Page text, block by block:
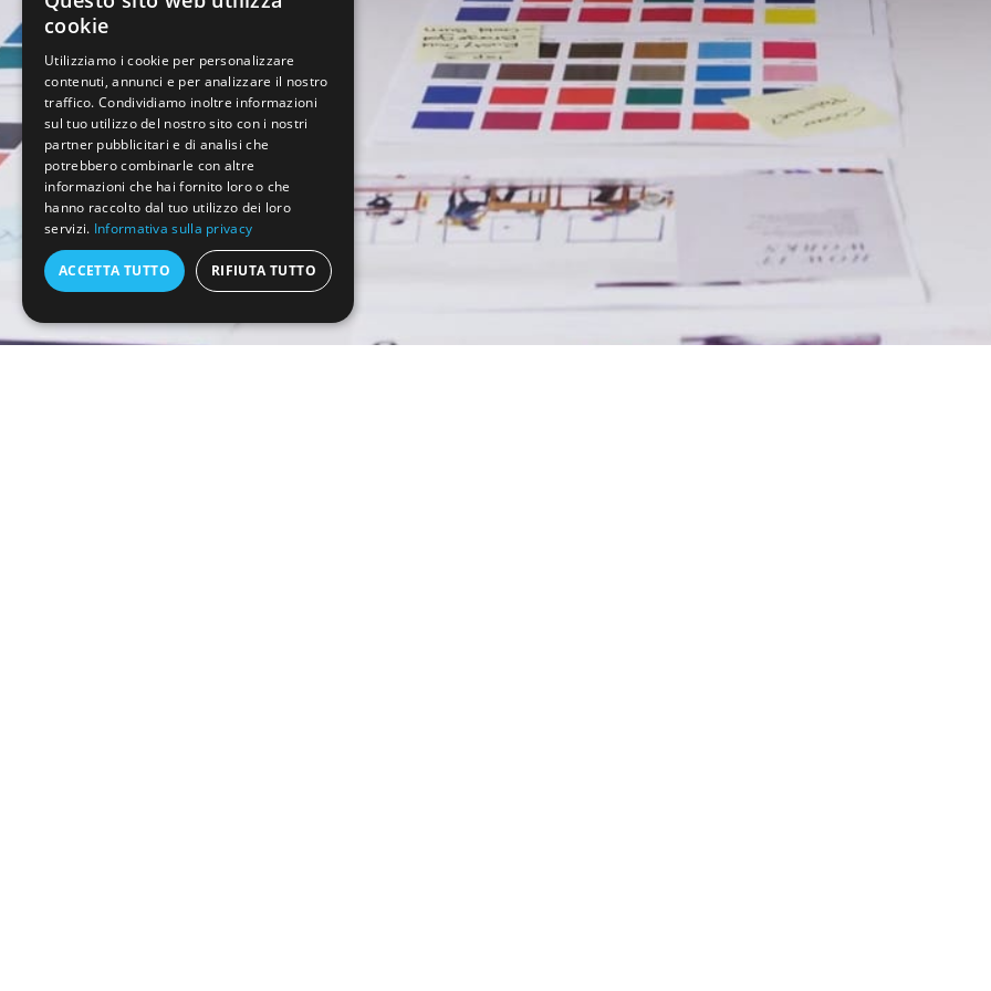
cookie
Utilizziamo i cookie per personalizzare
contenuti, annunci e per analizzare il nostro
traffico. Condividiamo inoltre informazioni
sul tuo utilizzo del nostro sito con i nostri
partner pubblicitari e di analisi che
potrebbero combinarle con altre
informazioni che hai fornito loro o che
hanno raccolto dal tuo utilizzo dei loro
servizi. Informativa sulla privacy
ACCETTA TUTTO RIFIUTA TUTTO